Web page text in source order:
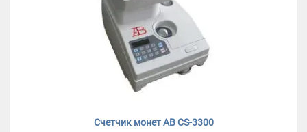
Счетчик монет AB CS-3300